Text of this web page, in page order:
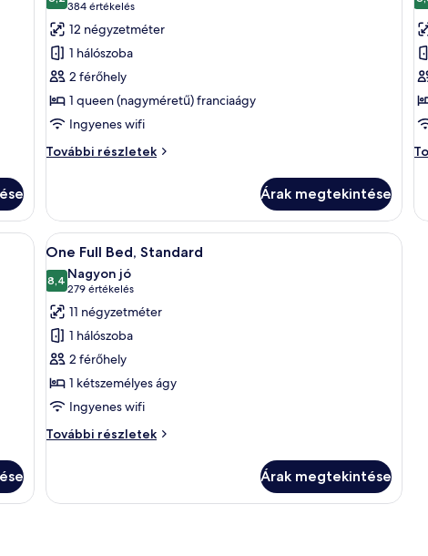
összes
képének
megtekintése:
One
Queen
Bed,
Standard
10-ből 8,2
384 értékelés
(384
értékelés)
12 négyzetméter
1 hálószoba
2 férőhely
1 queen (nagyméretű) franciaágy
Ingyenes wifi
További részletek
One
további
részletei
Árak megtekintése
egy nagy tükörrel, redőnyös ablakkal és egy fa íróasztallal.
A
következő
szoba
összes
képének
megtekintése:
One
Full
Bed,
Standard
Egy gondosan megterített ágy, rajta
5
One Full Bed, Standard
8,410-ből 8,4
Nagyon jó
279 értékelés
(279
értékelés)
11 négyzetméter
1 hálószoba
2 férőhely
1 kétszemélyes ágy
Ingyenes wifi
További részletek
One
további
Árak megtekintése